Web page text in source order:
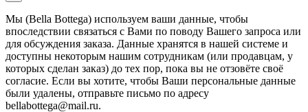
Мы (Bella Bottega) используем ваши данные, чтобы
впоследствии связаться с Вами по поводу Вашего запроса или
для обсуждения заказа. Данные хранятся в нашей системе и
доступны некоторым нашим сотрудникам (или продавцам, у
которых сделан заказ) до тех пор, пока вы не отзовёте своё
согласие. Если вы хотите, чтобы Ваши персональные данные
были удалены, отправьте письмо по адресу
bellabottega@mail.ru.